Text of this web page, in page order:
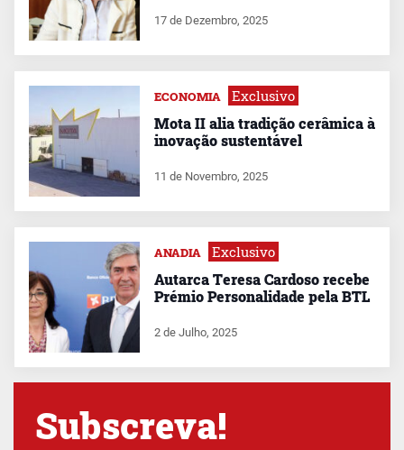
17 de Dezembro, 2025
ECONOMIA Exclusivo
Mota II alia tradição cerâmica à
inovação sustentável
11 de Novembro, 2025
ANADIA Exclusivo
Autarca Teresa Cardoso recebe
Prémio Personalidade pela BTL
2 de Julho, 2025
Subscreva!